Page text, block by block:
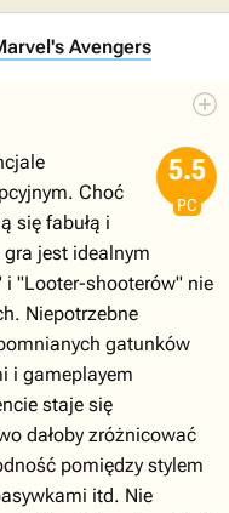
Avengers
5.5
PC
Choć
się fabułą i
jest idealnym
i "Looter-shooterów" nie
Niepotrzebne
gatunków
i gameplayem
staje się
dałoby zróżnicować
pomiędzy stylem
itd. Nie